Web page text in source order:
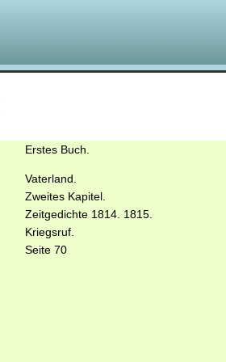
Erstes Buch.
Vaterland.
Zweites Kapitel.
Zeitgedichte 1814. 1815.
Kriegsruf.
Seite 70